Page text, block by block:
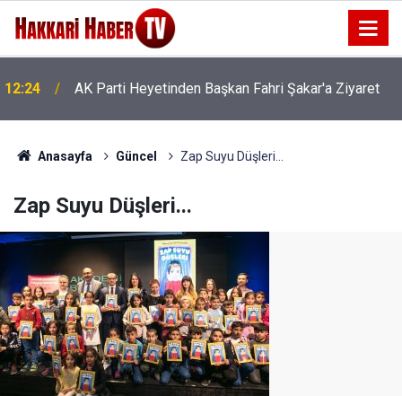
12:24 AK Parti Heyetinden Başkan Fahri Şakar'a Ziyaret
Anasayfa Güncel Zap Suyu Düşleri...
Zap Suyu Düşleri...